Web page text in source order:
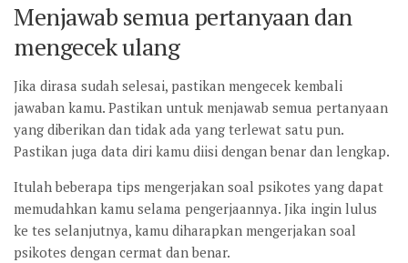
Menjawab semua pertanyaan dan
mengecek ulang
Jika dirasa sudah selesai, pastikan mengecek kembali
jawaban kamu. Pastikan untuk menjawab semua pertanyaan
yang diberikan dan tidak ada yang terlewat satu pun.
Pastikan juga data diri kamu diisi dengan benar dan lengkap.
Itulah beberapa tips mengerjakan soal psikotes yang dapat
memudahkan kamu selama pengerjaannya. Jika ingin lulus
ke tes selanjutnya, kamu diharapkan mengerjakan soal
psikotes dengan cermat dan benar.